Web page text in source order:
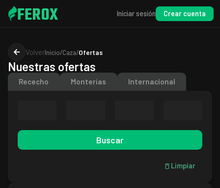
FEROX Iniciar sesión Crear cuenta
VolverInicio/Caza/Ofertas
Nuestras ofertas
Rececho Monterías Internacional
Buscar
Limpiar